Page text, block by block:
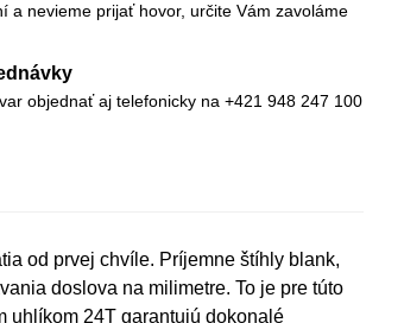
a nevieme prijať hovor, určite Vám zavoláme
objednať aj telefonicky na +421 948 247 100
od prvej chvíle. Príjemne štíhly blank,
doslova na milimetre. To je pre túto
uhlíkom 24T garantujú dokonalé